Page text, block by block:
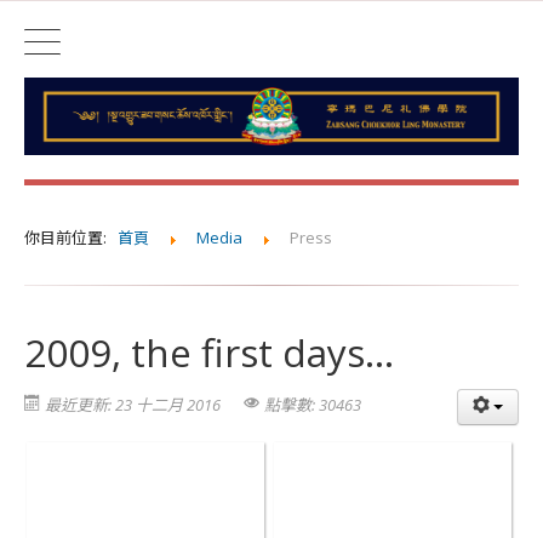
你目前位置: 首頁 Media Press
2009, the first days...
最近更新: 23 十二月 2016 點擊數: 30463